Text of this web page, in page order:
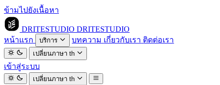
ข้ามไปยังเนื้อหา
DRITESTUDIO DRITESTUDIO
หน้าแรก
บริการ บทความ เกี่ยวกับเรา ติดต่อเรา
เปลี่ยนภาษาth
เข้าสู่ระบบ
เปลี่ยนภาษาth